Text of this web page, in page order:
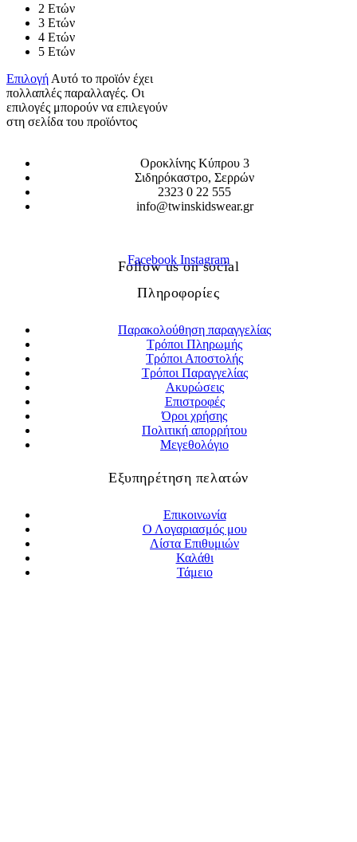
2 Ετών
3 Ετών
4 Ετών
5 Ετών
Επιλογή Αυτό το προϊόν έχει
πολλαπλές παραλλαγές. Οι
επιλογές μπορούν να επιλεγούν
στη σελίδα του προϊόντος
Οροκλίνης Κύπρου 3
Σιδηρόκαστρο, Σερρών
2323 0 22 555
info@twinskidswear.gr
Follow us on social
Facebook Instagram
Πληροφορίες
Παρακολούθηση παραγγελίας
Τρόποι Πληρωμής
Τρόποι Αποστολής
Τρόποι Παραγγελίας
Ακυρώσεις
Επιστροφές
Όροι χρήσης
Πολιτική απορρήτου
Μεγεθολόγιο
Εξυπηρέτηση πελατών
Επικοινωνία
Ο Λογαριασμός μου
Λίστα Επιθυμιών
Καλάθι
Τάμειο